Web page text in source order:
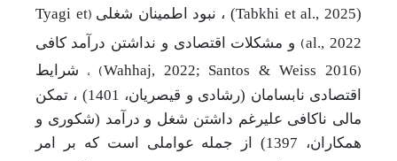
(
Tabkhi et al., 2025) ، نبود اطمینان شغلی (
Tyagi et
al., 2022
) و مشکلات اقتصادی و نداشتن درآمد کافی
(
Wahhaj, 2022; Santos & Weiss 2016) ، شرایط
اقتصادی نابسامان (رشادی و قیصریان، 1401) ، تمکن
مالی ناکافی علیرغم داشتن شغل و درآمد (شکوری و
همکاران، 1397) از جمله عواملی است که بر امر